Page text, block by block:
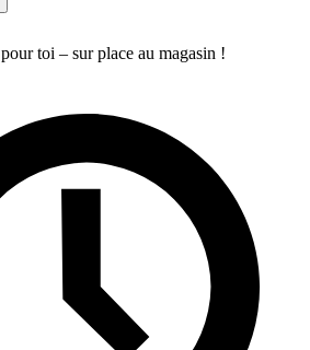
toi – sur place au magasin !